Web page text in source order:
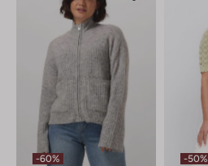
-60% -50%